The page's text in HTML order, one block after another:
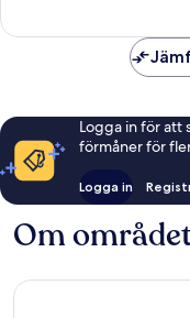
Logga in för att
förmåner för
Logga in
Om